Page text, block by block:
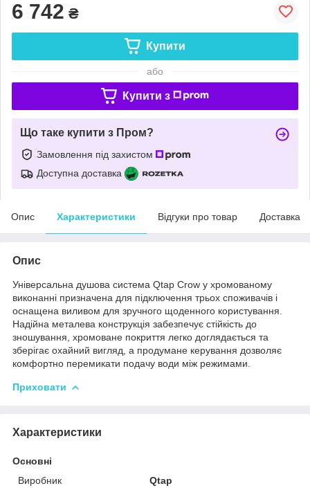
6 742 ₴
Купити
або
Купити з
Що таке купити з Пром?
Замовлення під захистом
Доступна доставка
Опис Характеристики Відгуки про товар Доставка
Опис
Універсальна душова система Qtap Crow у хромованому
виконанні призначена для підключення трьох споживачів і
оснащена виливом для зручного щоденного користування.
Надійна металева конструкція забезпечує стійкість до
зношування, хромоване покриття легко доглядається та
зберігає охайний вигляд, а продумане керування дозволяє
комфортно перемикати подачу води між режимами.
Приховати
Характеристики
Основні
Виробник
Qtap